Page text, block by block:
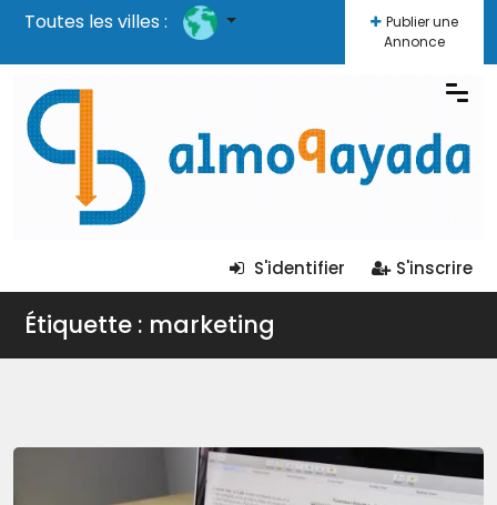
Toutes les villes :
Publier une
Annonce
S'identifier S'inscrire
Étiquette : marketing